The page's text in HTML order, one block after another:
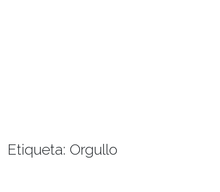
Etiqueta: Orgullo